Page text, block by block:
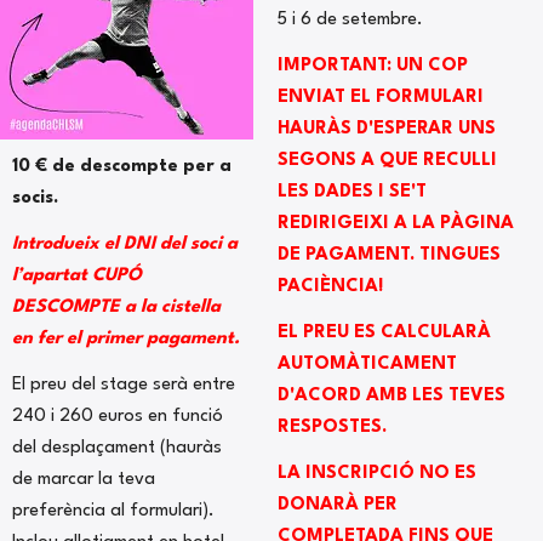
10 € de descompte per a
socis.
Introdueix el DNI del soci a
l’apartat CUPÓ
DESCOMPTE a la cistella
en fer el primer pagament.
El preu del stage serà entre
240 i 260 euros en funció
del desplaçament (hauràs
de marcar la teva
preferència al formulari).
5 i 6 de setembre.
IMPORTANT: UN COP
ENVIAT EL FORMULARI
HAURÀS D'ESPERAR UNS
SEGONS A QUE RECULLI
LES DADES I SE'T
REDIRIGEIXI A LA PÀGINA
DE PAGAMENT. TINGUES
PACIÈNCIA!
EL PREU ES CALCULARÀ
AUTOMÀTICAMENT
D'ACORD AMB LES TEVES
RESPOSTES.
LA INSCRIPCIÓ NO ES
DONARÀ PER
COMPLETADA FINS QUE